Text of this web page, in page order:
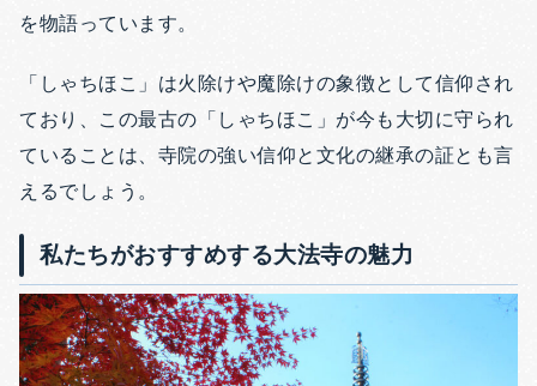
を物語っています。
「しゃちほこ」は火除けや魔除けの象徴として信仰され
ており、この最古の「しゃちほこ」が今も大切に守られ
ていることは、寺院の強い信仰と文化の継承の証とも言
えるでしょう。
私たちがおすすめする大法寺の魅力